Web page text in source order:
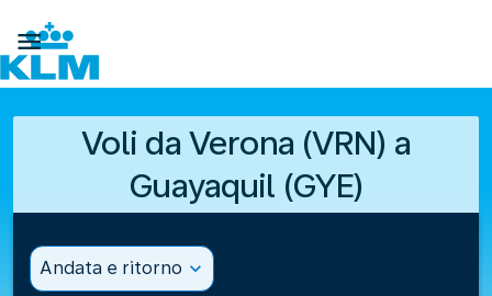

Voli da Verona (VRN) a
Guayaquil (GYE)
Andata e ritorno expand_more